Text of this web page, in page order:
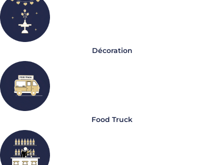
Décoration
Food Truck